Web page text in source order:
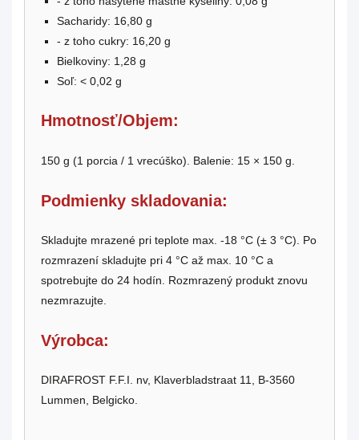
Sacharidy: 16,80 g
- z toho cukry: 16,20 g
Bielkoviny: 1,28 g
Soľ: < 0,02 g
Hmotnosť/Objem:
150 g (1 porcia / 1 vrecúško). Balenie: 15 × 150 g.
Podmienky skladovania:
Skladujte mrazené pri teplote max. -18 °C (± 3 °C). Po
rozmrazení skladujte pri 4 °C až max. 10 °C a
spotrebujte do 24 hodín. Rozmrazený produkt znovu
nezmrazujte.
Výrobca:
DIRAFROST F.F.I. nv, Klaverbladstraat 11, B-3560
Lummen, Belgicko.